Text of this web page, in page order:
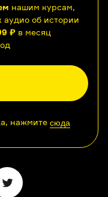
нашим курсам,
аудио об истории
₽ в месяц
нажмите сюда